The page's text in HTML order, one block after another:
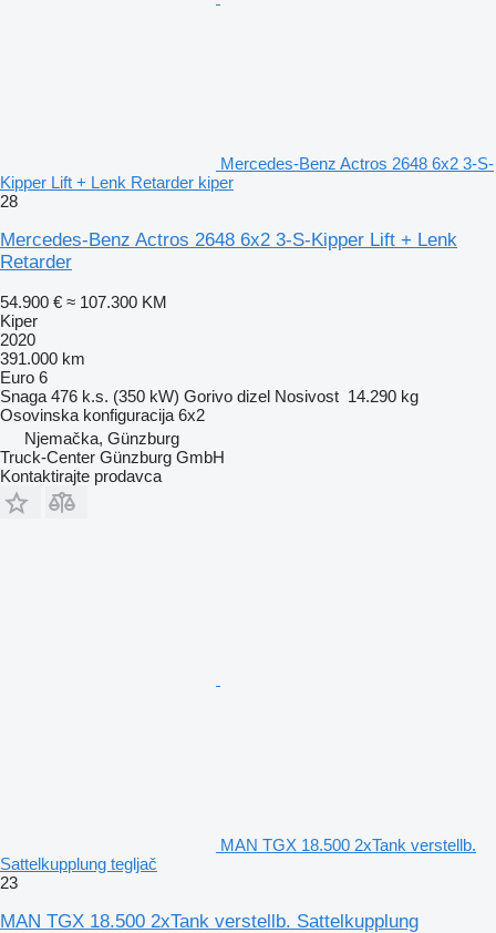
Mercedes-Benz Actros 2648 6x2 3-S-
Kipper Lift + Lenk Retarder kiper
28
Mercedes-Benz Actros 2648 6x2 3-S-Kipper Lift + Lenk
Retarder
54.900 € ≈ 107.300 KM
Kiper
2020
391.000 km
Euro 6
Snaga 476 k.s. (350 kW) Gorivo dizel Nosivost 14.290 kg
Osovinska konfiguracija 6x2
Njemačka, Günzburg
Truck-Center Günzburg GmbH
Kontaktirajte prodavca
MAN TGX 18.500 2xTank verstellb.
Sattelkupplung tegljač
23
MAN TGX 18.500 2xTank verstellb. Sattelkupplung